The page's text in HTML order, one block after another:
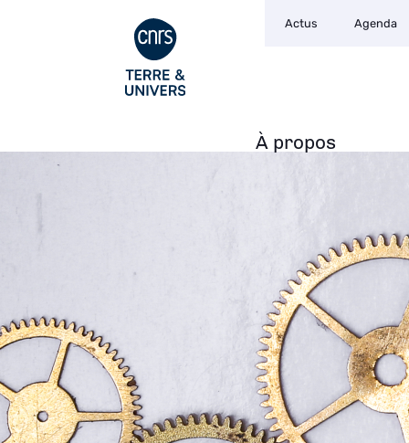
Navigation
À propos
secondaire
Actus Agenda